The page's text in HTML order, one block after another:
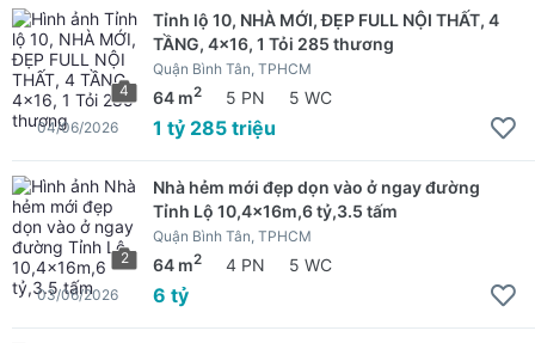
4
Tỉnh lộ 10, NHÀ MỚI, ĐẸP FULL NỘI THẤT, 4
TẦNG, 4x16, 1 Tỏi 285 thương
Quận Bình Tân, TPHCM
64 m2 5 PN 5 WC
1 tỷ 285 triệu
04/06/2026
2
Nhà hẻm mới đẹp dọn vào ở ngay đường
Tỉnh Lộ 10,4x16m,6 tỷ,3.5 tấm
Quận Bình Tân, TPHCM
64 m2 4 PN 5 WC
6 tỷ
03/06/2026